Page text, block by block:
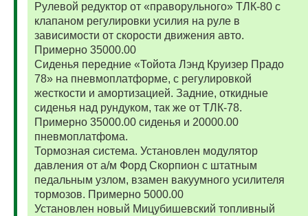
Рулевой редуктор от «праворульного» ТЛК-80 с
клапаном регулировки усилия на руле в
зависимости от скорости движения авто.
Примерно 35000.00
Сиденья передние «Тойота Лэнд Круизер Прадо
78» на пневмоплатформе, с регулировкой
жесткости и амортизацией. Задние, откидные
сиденья над рундуком, так же от ТЛК-78.
Примерно 35000.00 сиденья и 20000.00
пневмоплатфома.
Тормозная система. Установлен модулятор
давления от а/м Форд Скорпион с штатным
педальным узлом, взамен вакуумного усилителя
тормозов. Примерно 5000.00
Установлен новый Мицубишевский топливный